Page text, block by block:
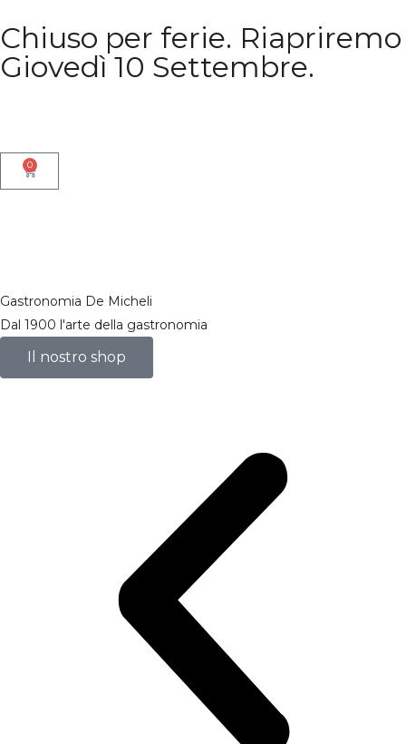
Chiuso per ferie. Riapriremo
Giovedì 10 Settembre.
0
Gastronomia De Micheli
Dal 1900 l'arte della gastronomia
Il nostro shop